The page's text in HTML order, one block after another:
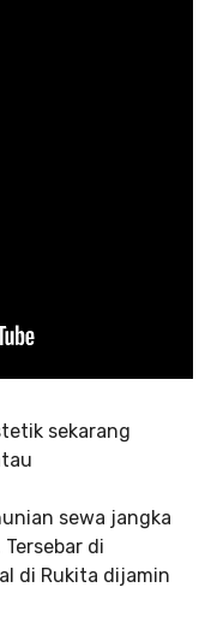
sekarang
sewa jangka
di
di Rukita dijamin